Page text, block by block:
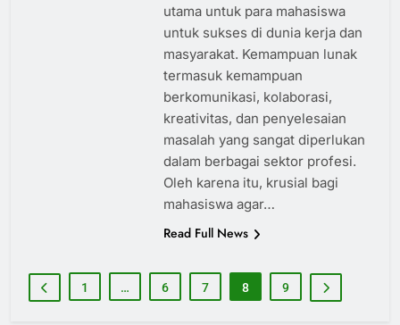
utama untuk para mahasiswa
untuk sukses di dunia kerja dan
masyarakat. Kemampuan lunak
termasuk kemampuan
berkomunikasi, kolaborasi,
kreativitas, dan penyelesaian
masalah yang sangat diperlukan
dalam berbagai sektor profesi.
Oleh karena itu, krusial bagi
mahasiswa agar…
Read Full News
1 … 6 7 8 9